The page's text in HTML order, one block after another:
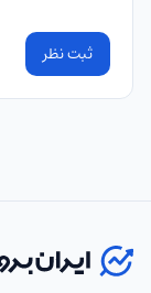
ثبت نظر